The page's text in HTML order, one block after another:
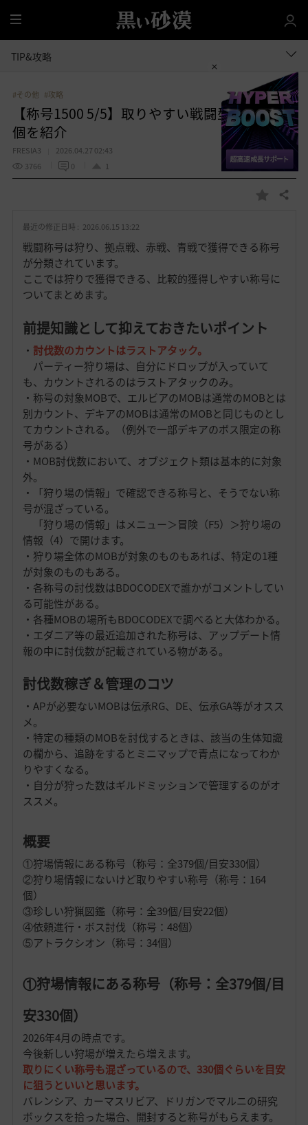
全
体
TIP&攻略
#その他 #攻略
【称号1500 5/5】取りやすい戦闘型称号約600
個を紹介
FRESIA3
2026.04.27 02:43
3766
0 1
お
入
共有する
最近の修正日時 : 2026.06.15 13:22
戦闘称号は狩り、拠点戦、赤戦、青戦で獲得できる称号
が分類されています。
ここでは狩りで獲得できる、比較的獲得しやすい称号に
ついてまとめます。
前提知識として抑えておきたいポイント
・ 討伐数のカウントはラストアタック。
パーティー狩り場は、自分にドロップが入っていて
も、カウントされるのはラストアタックのみ。
・称号の対象MOBで、エルビアのMOBは通常のMOBとは
別カウント、デキアのMOBは通常のMOBと同じものとし
てカウントされる。（例外で一部デキアのボス限定の称
号がある）
・MOB討伐数において、オブジェクト類は基本的に対象
外。
・「狩り場の情報」で確認できる称号と、そうでない称
号が混ざっている。
「狩り場の情報」はメニュー＞冒険（F5）＞狩り場の
情報（4）で開けます。
・狩り場全体のMOBが対象のものもあれば、特定の1種
が対象のものもある。
・各称号の討伐数はBDOCODEXで誰かがコメントしてい
る可能性がある。
・各種MOBの場所もBDOCODEXで調べると大体わかる。
・エダニア等の最近追加された称号は、アップデート情
報の中に討伐数が記載されている物がある。
討伐数稼ぎ＆管理のコツ
・APが必要ないMOBは伝承RG、DE、伝承GA等がオスス
メ。
・特定の種類のMOBを討伐するときは、該当の生体知識
の欄から、追跡をするとミニマップで青点になってわか
りやすくなる。
・自分が狩った数はギルドミッションで管理するのがオ
ススメ。
概要
①狩場情報にある称号（称号：全379個/目安330個）
②狩り場情報にないけど取りやすい称号（称号：164
個）
③珍しい狩猟図鑑（称号：全39個/目安22個）
④依頼進行・ボス討伐（称号：48個）
⑤アトラクシオン（称号：34個）
①狩場情報にある称号（称号：全379個/目
安330個）
2026年4月の時点です。
今後新しい狩場が増えたら増えます。
取りにくい称号も混ざっているので、 330個ぐらいを目安
に狙うといいと思います。
バレンシア、カーマスリビア、ドリガンでマルニの研究
ボックスを拾った場合、開封すると称号がもらえます。